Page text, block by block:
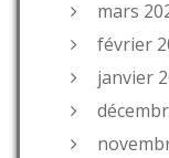
mars
février
janvier